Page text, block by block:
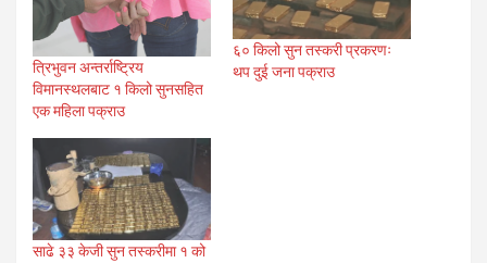
त्रिभुवन अन्तर्राष्ट्रिय
विमानस्थलबाट १ किलो सुनसहित
एक महिला पक्राउ
६० किलो सुन तस्करी प्रकरणः
थप दुई जना पक्राउ
साढे ३३ केजी सुन तस्करीमा १ को